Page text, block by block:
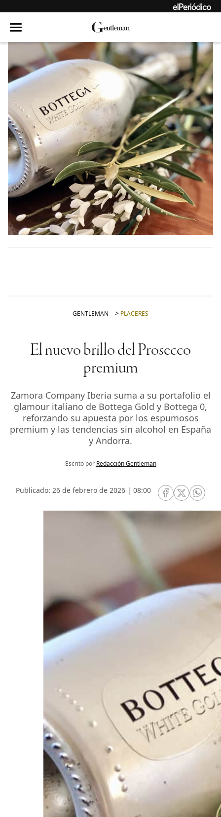
GENTLEMAN - PLACERES
El nuevo brillo del Prosecco
premium
Zamora Company Iberia suma a su portafolio el
glamour italiano de Bottega Gold y Bottega 0,
reforzando su apuesta por los espumosos
premium y las tendencias sin alcohol en España
y Andorra.
Escrito por Redacción Gentleman
Publicado: 26 de febrero de 2026 | 08:00
RRSS Facebook
RRSSRRSS